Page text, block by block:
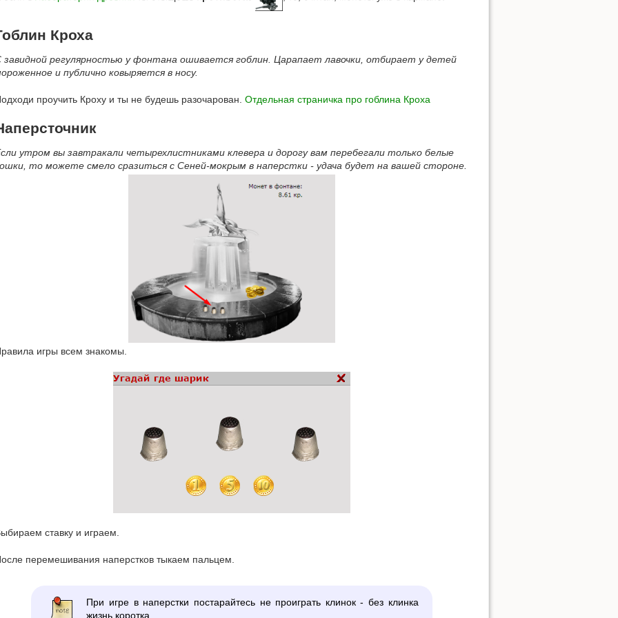
Кроха
завидной регулярностью у фонтана ошивается гоблин. Царапает лавочки, отбирает у детей
и публично ковыряется в носу.
проучить Кроху и ты не будешь разочарован. Отдельная страничка про гоблина Кроха
утром вы завтракали четырехлистниками клевера и дорогу вам перебегали только белые
то можете смело сразиться с Сеней-мокрым в наперстки - удача будет на вашей стороне.
игры всем знакомы.
ставку и играем.
перемешивания наперстков тыкаем пальцем.
При игре в наперстки постарайтесь не проиграть клинок - без клинка
жизнь коротка.